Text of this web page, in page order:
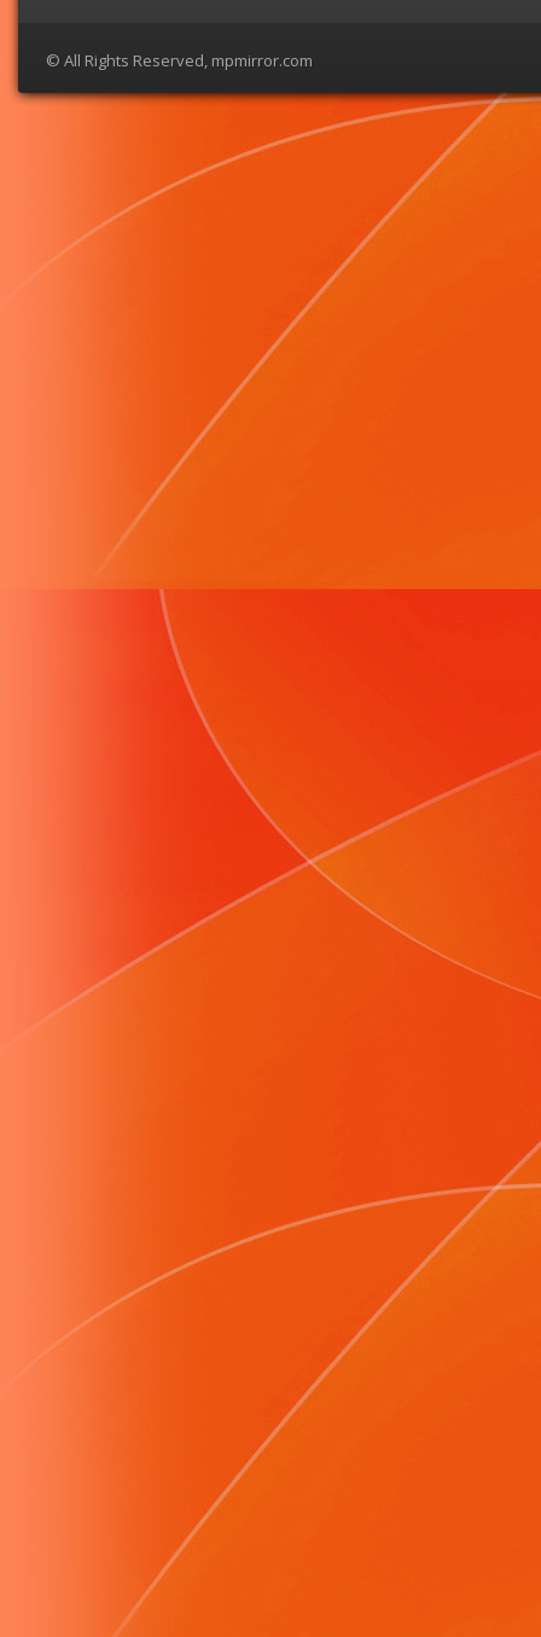
© All Rights Reserved, mpmirror.com